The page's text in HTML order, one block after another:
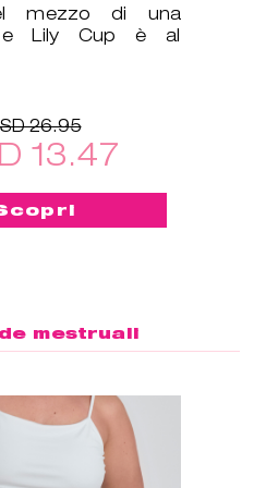
mezzo di una
e Lily Cup è al
26.95
13.47
mestruali